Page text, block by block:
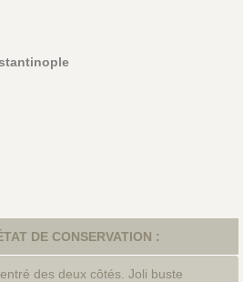
DE CONSERVATION :
des deux côtés. Joli buste